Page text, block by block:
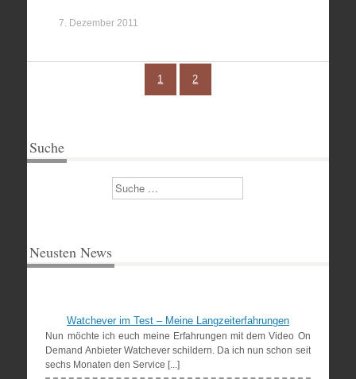
7. Dezember 2011
1 2
Suche
Suchen
Neusten News
Watchever im Test – Meine Langzeiterfahrungen
Nun möchte ich euch meine Erfahrungen mit dem Video On
Demand Anbieter Watchever schildern. Da ich nun schon seit
sechs Monaten den Service [...]